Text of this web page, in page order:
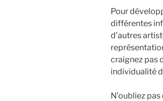
Pour
différentes
d’autres
craignez pas
individualité
N’oubliez